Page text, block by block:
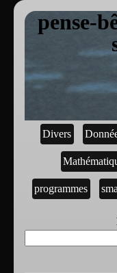
pense-
Divers
programmes